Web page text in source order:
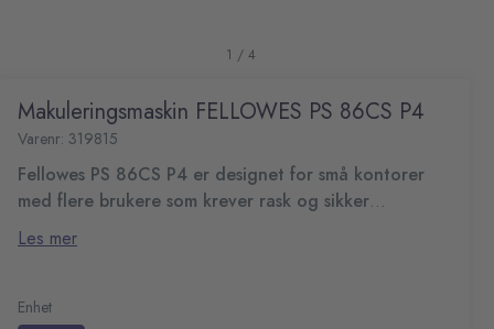
1 / 4
Makuleringsmaskin FELLOWES PS 86CS P4
Varenr: 319815
Fellowes PS 86CS P4 er designet for små kontorer
med flere brukere som krever rask og sikker
makulering.
Den makulerer opptil 18 ark per runde til 4 x 38 mm
krysskutte partikler (Sikkerhetsnivå P-4), og med
dersom hendene kommer for nær papirmatingen.
Les mer
Enhet